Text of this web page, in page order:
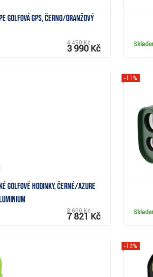
golfová GPS, černo/oranžový
4 490 Kč
3 990 Kč
golfové hodinky, černé/azure
8 690 Kč
7 821 Kč
-11%
-13%